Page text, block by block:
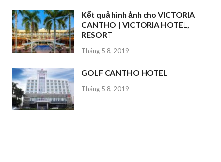
Kết quả hình ảnh cho VICTORIA
CANTHO | VICTORIA HOTEL,
RESORT
Tháng 5 8, 2019
GOLF CANTHO HOTEL
Tháng 5 8, 2019